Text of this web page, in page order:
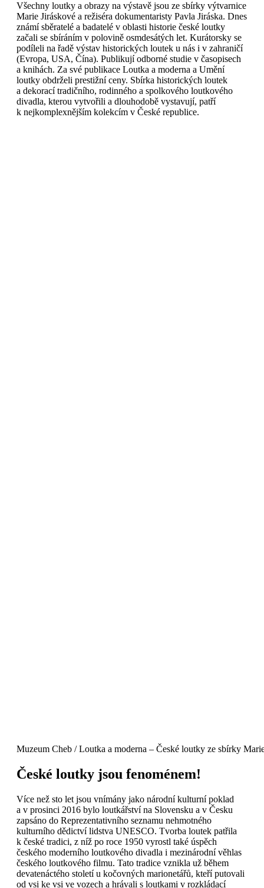
Všechny loutky a obrazy na výstavě jsou ze sbírky výtvarnice
Marie Jiráskové a režiséra dokumentaristy Pavla Jiráska. Dnes
známí sběratelé a badatelé v oblasti historie české loutky
začali se sbíráním v polovině osmdesátých let. Kurátorsky se
podíleli na řadě výstav historických loutek u nás i v zahraničí
(Evropa, USA, Čína). Publikují odborné studie v časopisech
a knihách. Za své publikace Loutka a moderna a Umění
loutky obdrželi prestižní ceny. Sbírka historických loutek
a dekorací tradičního, rodinného a spolkového loutkového
divadla, kterou vytvořili a dlouhodobě vystavují, patří
k nejkomplexnějším kolekcím v České republice.
Muzeum Cheb / Loutka a moderna – České loutky ze sbírky
České loutky jsou fenoménem!
Více než sto let jsou vnímány jako národní kulturní poklad
a v prosinci 2016 bylo loutkářství na Slovensku a v Česku
zapsáno do Reprezentativního seznamu nehmotného
kulturního dědictví lidstva UNESCO. Tvorba loutek patřila
k české tradici, z níž po roce 1950 vyrostl také úspěch
českého moderního loutkového divadla i mezinárodní věhlas
českého loutkového filmu. Tato tradice vznikla už během
devatenáctého století u kočovných marionetářů, kteří putovali
od vsi ke vsi ve vozech a hrávali s loutkami v rozkládací